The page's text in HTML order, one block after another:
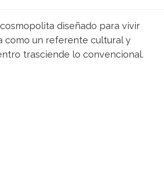
diseñado para vivir
como un referente cultural y
trasciende lo convencional.